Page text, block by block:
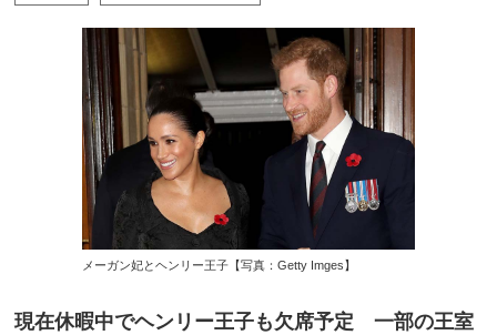
メーガン妃とヘンリー王子【写真：Getty Imges】
現在休暇中でヘンリー王子も欠席予定 一部の王室